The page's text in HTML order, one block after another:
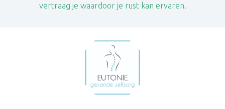
vertraag je waardoor je rust kan ervaren.